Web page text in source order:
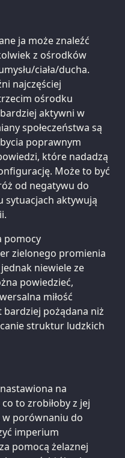
ja może znaleźć
z ośrodków
ciała/ducha.
najczęściej
ośrodku
aktywni w
społeczeństwa są
poprawnym
które nadadzą
Może to być
od negatywu do
sytuacjach aktywują
pomocy
zielonego promienia
niewiele ze
powiedzieć,
miłość
pożądana niż
struktur ludzkich
na
to zrobiłoby z jej
w porównaniu do
imperium
pomocą żelaznej